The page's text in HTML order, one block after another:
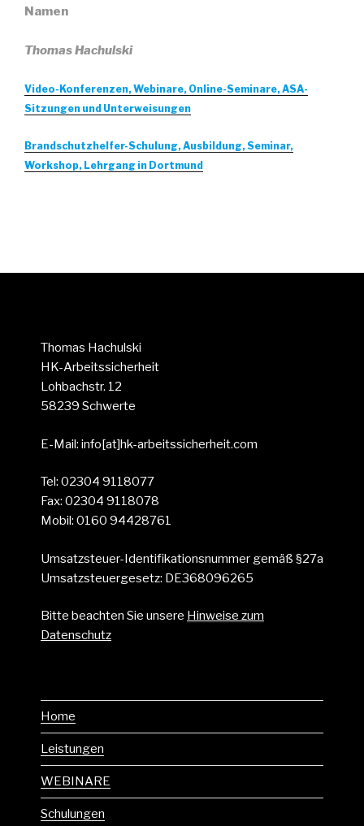
Namen
Thomas Hachulski
Video-Konferenzen, Webinare, Online-Seminare, ASA-
Sitzungen und Unterweisungen
Brandschutzhelfer-Schulung, Ausbildung, Seminar,
Workshop, Lehrgang in Dortmund
Thomas Hachulski
HK-Arbeitssicherheit
Lohbachstr. 12
58239 Schwerte
E-Mail: info[at]hk-arbeitssicherheit.com
Tel: 02304 9118077
Fax: 02304 9118078
Mobil: 0160 94428761
Umsatzsteuer-Identifikationsnummer gemäß §27a
Umsatzsteuergesetz: DE368096265
Bitte beachten Sie unsere Hinweise zum
Datenschutz
Home
Leistungen
WEBINARE
Schulungen